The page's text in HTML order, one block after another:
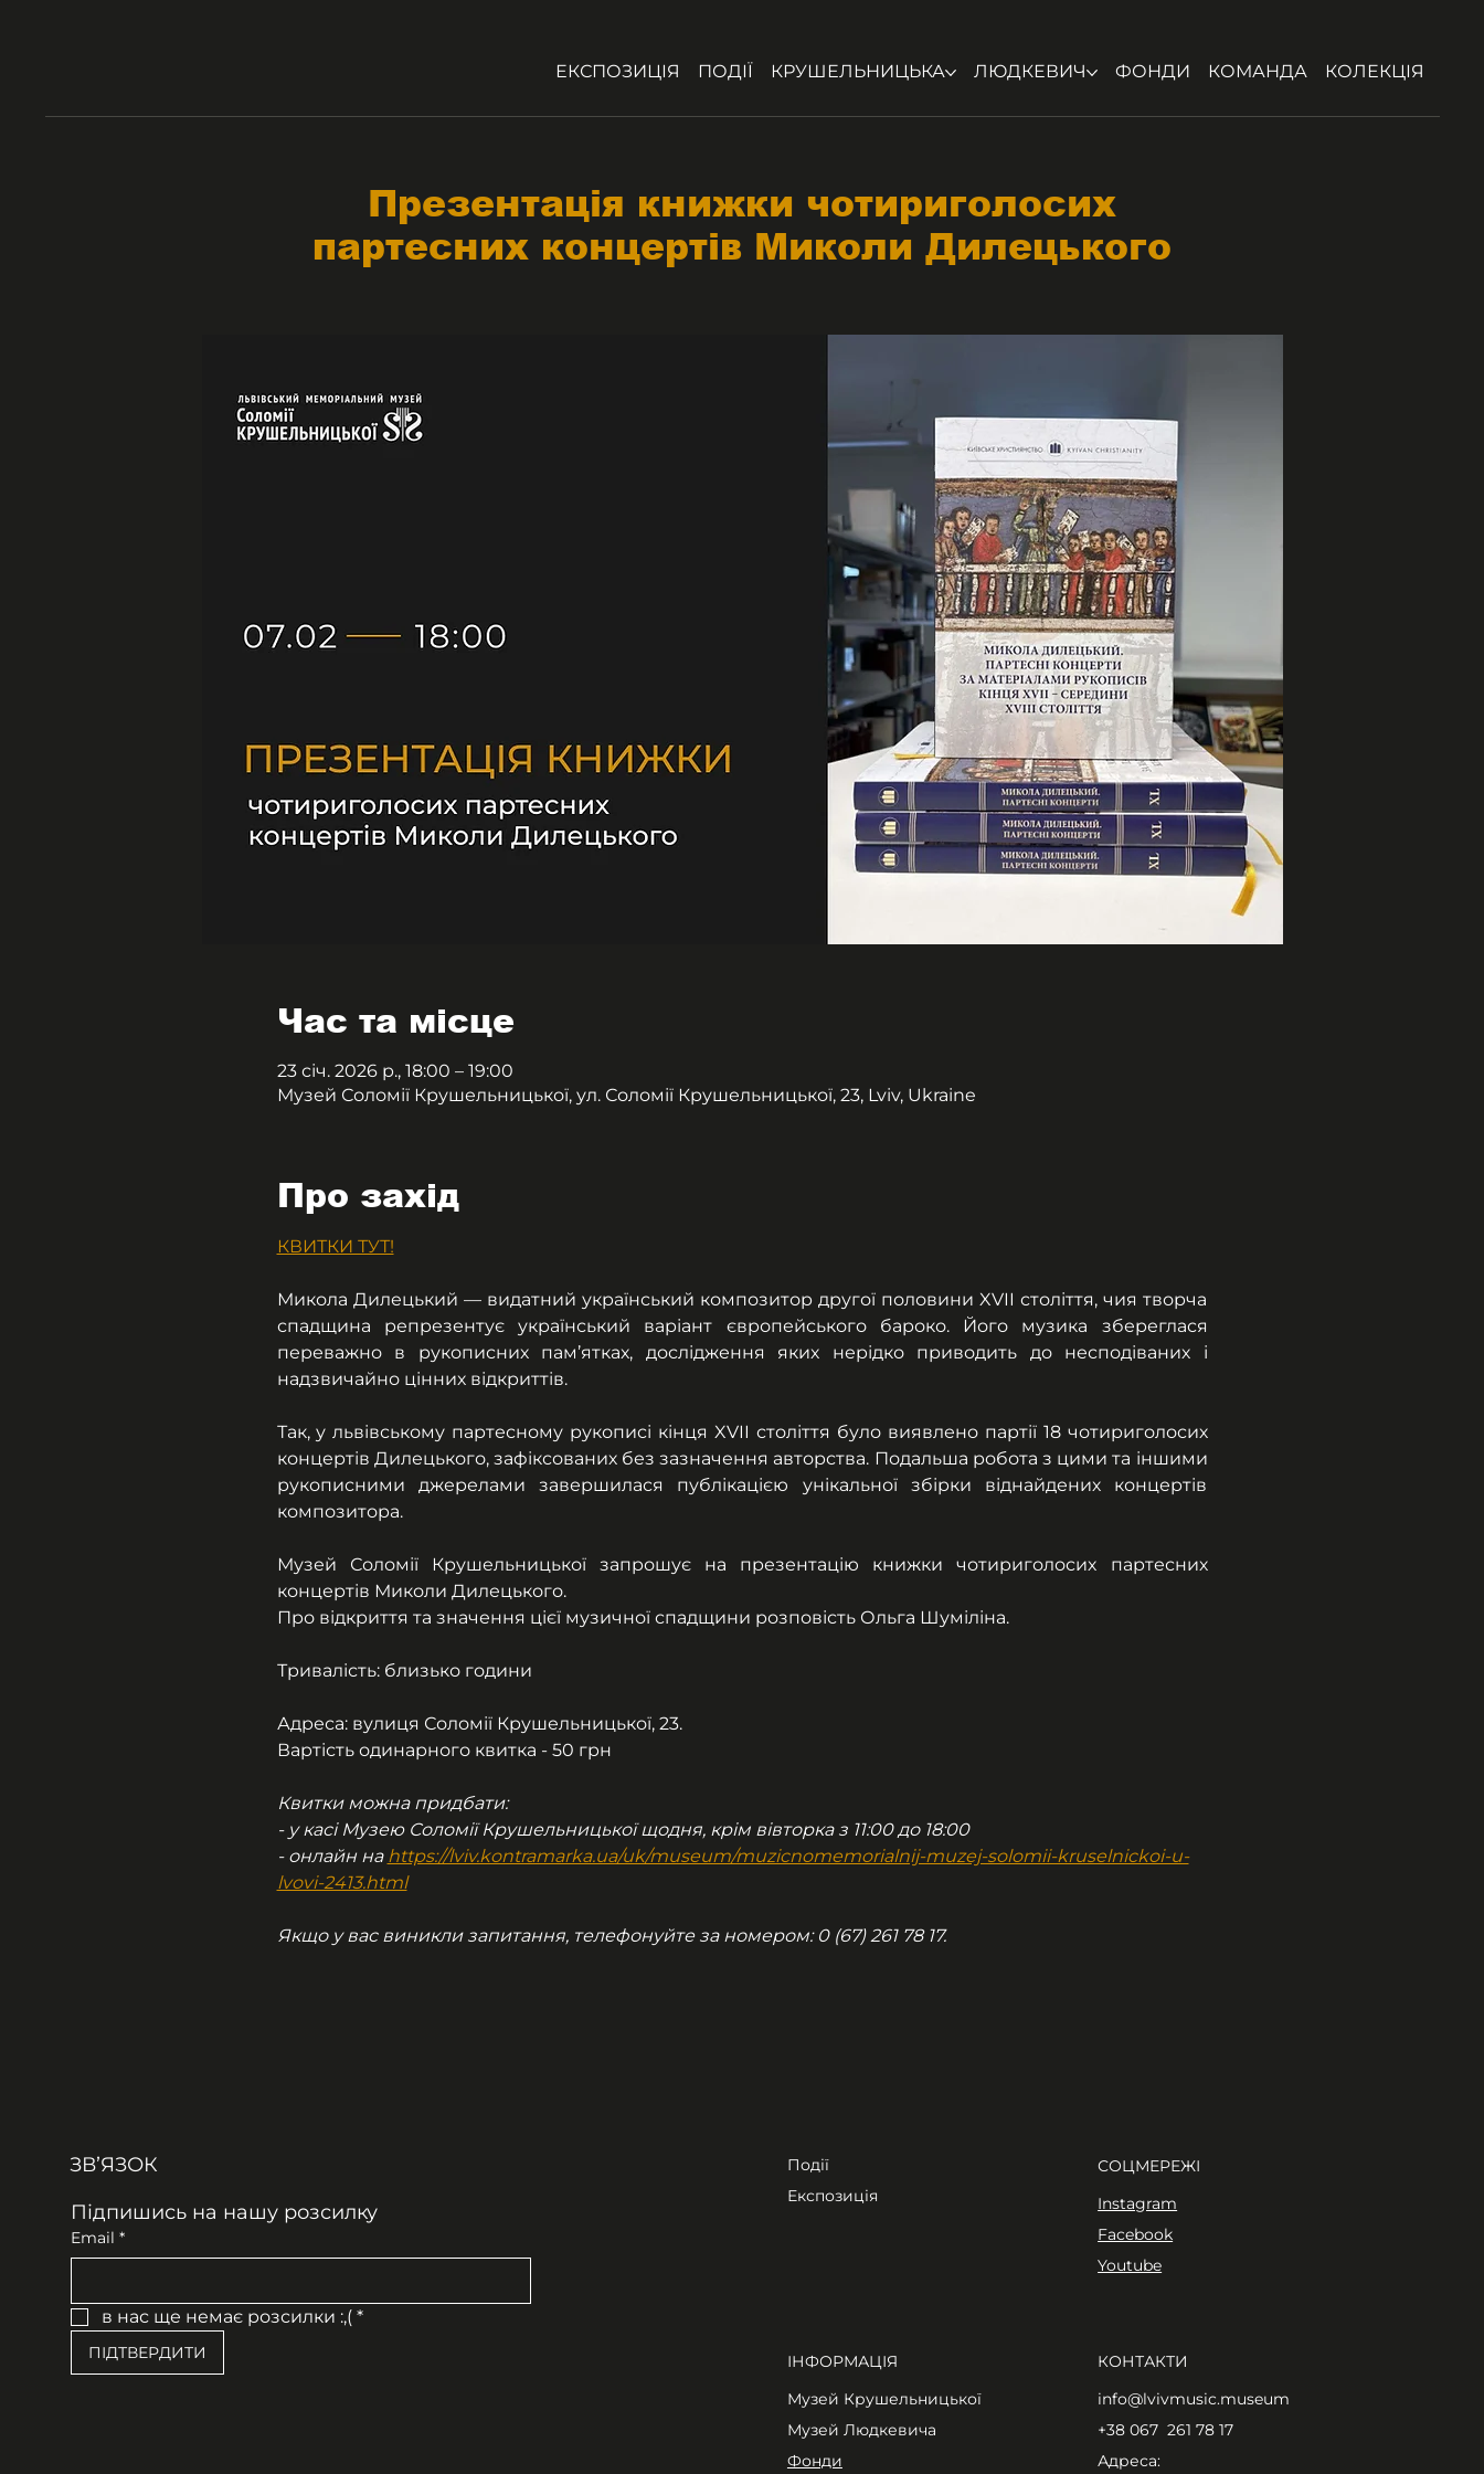
ЕКСПОЗИЦІЯ ПОДІЇ КРУШЕЛЬНИЦЬКА ЛЮДКЕВИЧ ФОНДИ КОМАНДА КОЛЕКЦІЯ
Презентація книжки чотириголосих
партесних концертів Миколи Дилецького
Час та місце
23 січ. 2026 р., 18:00 – 19:00
Музей Соломії Крушельницької, ул. Соломії Крушельницької, 23, Lviv, Ukraine
Про захід
КВИТКИ ТУТ!
Микола Дилецький — видатний український композитор другої половини XVII століття, чия творча
спадщина репрезентує український варіант європейського бароко. Його музика збереглася
переважно в рукописних пам’ятках, дослідження яких нерідко приводить до несподіваних і
надзвичайно цінних відкриттів.
Так, у львівському партесному рукописі кінця XVII століття було виявлено партії 18 чотириголосих
концертів Дилецького, зафіксованих без зазначення авторства. Подальша робота з цими та іншими
рукописними джерелами завершилася публікацією унікальної збірки віднайдених концертів
композитора.
Музей Соломії Крушельницької запрошує на презентацію книжки чотириголосих партесних
концертів Миколи Дилецького.
Про відкриття та значення цієї музичної спадщини розповість Ольга Шуміліна.
Тривалість: близько години
Адреса: вулиця Соломії Крушельницької, 23.
Вартість одинарного квитка - 50 грн
Квитки можна придбати:
- у касі Музею Соломії Крушельницької щодня, крім вівторка з 11:00 до 18:00
- онлайн на https://lviv.kontramarka.ua/uk/museum/muzicnomemorialnij-muzej-solomii-kruselnickoi-u-
lvovi-2413.html
Якщо у вас виникли запитання, телефонуйте за номером: 0 (67) 261 78 17.
ЗВʼЯЗОК
Підпишись на нашу розсилку
Email *
в нас ще немає розсилки :,( *
ПІДТВЕРДИТИ
Події
Експозиція
СОЦМЕРЕЖІ
Instagram
Facebook
Youtube
ІНФОРМАЦІЯ
Музей Крушельницької
Музей Людкевича
Фонди
КОНТАКТИ
info@lvivmusic.museum
+38 067 261 78 17​
Адреса: